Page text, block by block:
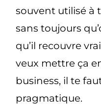
souvent utilisé à
sans toujours
qu’il recouvre
veux mettre ça
business, il te
pragmatique.